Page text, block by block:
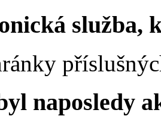
služba,
naposledy